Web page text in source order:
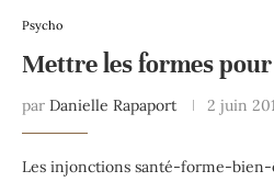
Psycho
Mettre les formes
par Danielle Rapaport 2 juin
Les injonctions santé-forme-